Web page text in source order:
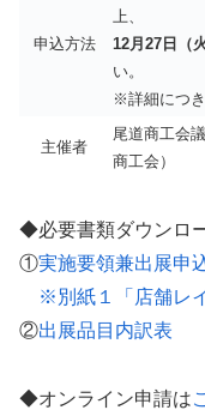
申込方法
上、
12月27日（
い。
※詳細につ
主催者
尾道商工会
商工会）
◆必要書類ダウンロ
①実施要領兼出展申
※別紙１「店舗レ
②出展品目内訳表
◆オンライン申請は